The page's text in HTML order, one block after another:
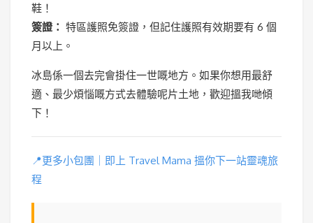
鞋！
簽證： 特區護照免簽證，但記住護照有效期要有 6 個
月以上。
冰島係一個去完會掛住一世嘅地方。如果你想用最舒
適、最少煩惱嘅方式去體驗呢片土地，歡迎搵我哋傾
下！
📍更多小包團｜即上 Travel Mama 搵你下一站靈魂旅
程